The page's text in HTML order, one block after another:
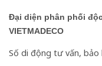
Đại diện phân phối
VIETMADECO
Số di động tư vấn, bảo